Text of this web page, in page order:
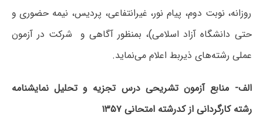
روزانه، نوبت دوم، پیام نور، غیرانتفاعی، پردیس، نیمه حضوری و
حتی دانشگاه آزاد اسلامی)، بمنظور آگاهی و شرکت در آزمون
عملی رشته‌های ذیربط اعلام می‌نماید.
الف- منابع آزمون تشریحی درس تجزیه و تحلیل نمایشنامه
رشته کارگردانی از کدرشته امتحانی ۱۳۵۷